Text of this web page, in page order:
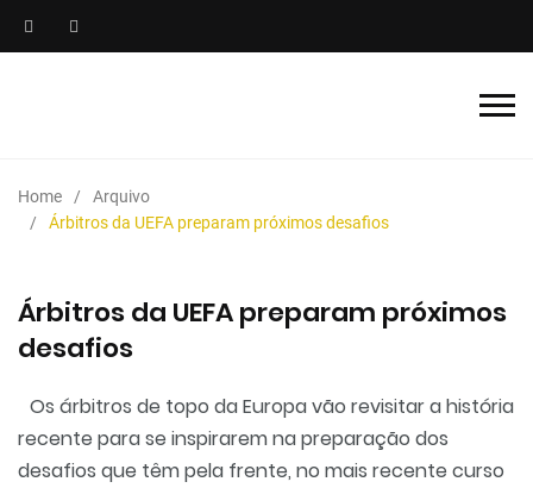
Home
Arquivo
Árbitros da UEFA preparam próximos desafios
Árbitros da UEFA preparam próximos
desafios
Os árbitros de topo da Europa vão revisitar a história
recente para se inspirarem na preparação dos
desafios que têm pela frente, no mais recente curso